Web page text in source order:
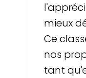
mieux
Ce
nos
tant